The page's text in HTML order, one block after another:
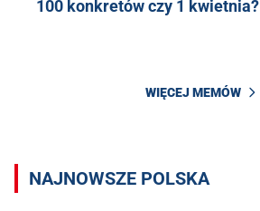
100 konkretów czy 1 kwietnia?
WIĘCEJ MEMÓW
NAJNOWSZE POLSKA